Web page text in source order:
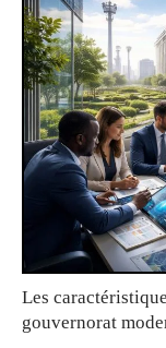
Les
gouvernorat